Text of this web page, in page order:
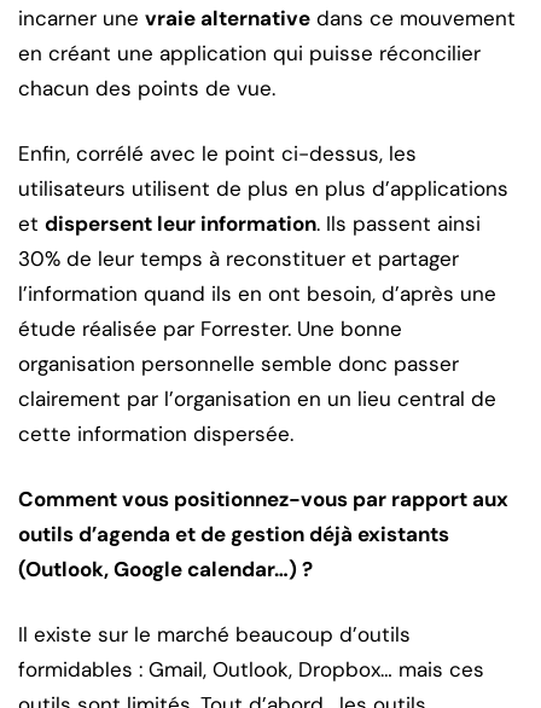
incarner une vraie alternative dans ce mouvement
en créant une application qui puisse réconcilier
chacun des points de vue.
Enfin, corrélé avec le point ci-dessus, les
utilisateurs utilisent de plus en plus d’applications
et dispersent leur information. Ils passent ainsi
30% de leur temps à reconstituer et partager
l’information quand ils en ont besoin, d’après une
étude réalisée par Forrester. Une bonne
organisation personnelle semble donc passer
clairement par l’organisation en un lieu central de
cette information dispersée.
Comment vous positionnez-vous par rapport aux
outils d’agenda et de gestion déjà existants
(Outlook, Google calendar…) ?
Il existe sur le marché beaucoup d’outils
formidables : Gmail, Outlook, Dropbox… mais ces